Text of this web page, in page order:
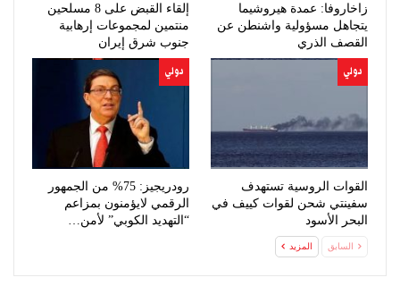
زاخاروفا: عمدة هيروشيما
يتجاهل مسؤولية واشنطن عن
القصف الذري
إلقاء القبض على 8 مسلحين
منتمين لمجموعات إرهابية
جنوب شرق إيران
دولي
القوات الروسية تستهدف
سفينتي شحن لقوات كييف في
البحر الأسود
دولي
رودريجيز: 75% من الجمهور
الرقمي لايؤمنون بمزاعم
“التهديد الكوبي” لأمن…
السابق المزيد